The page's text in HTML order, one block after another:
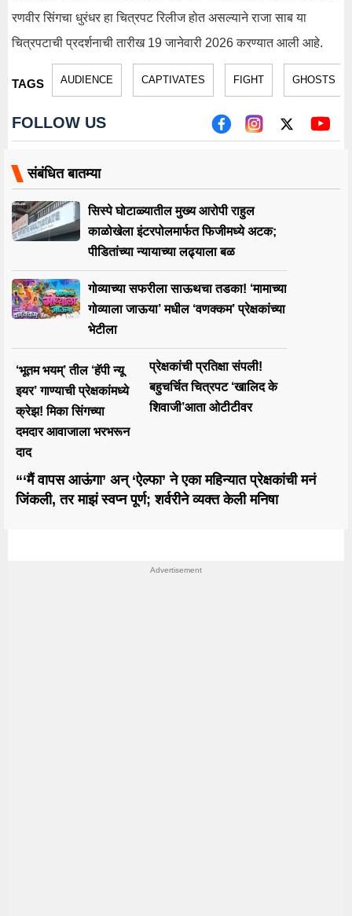
रणवीर सिंगचा धुरंधर हा चित्रपट रिलीज होत असल्याने राजा साब या
चित्रपटाची प्रदर्शनाची तारीख19जानेवारी 2026करण्यात आली आहे.
TAGS AUDIENCE CAPTIVATES FIGHT GHOSTS
FOLLOW US
संबंधित बातम्या
सिस्पे घोटाळ्यातील मुख्य आरोपी राहुल
काळोखेला इंटरपोलमार्फत फिजीमध्ये अटक;
पीडितांच्या न्यायाच्या लढ्याला बळ
गोव्याच्या सफरीला साऊथचा तडका! ‘मामाच्या
गोव्याला जाऊया’ मधील ‘वणक्कम’ प्रेक्षकांच्या
भेटीला
‘भूतम भयम्’ तील ‘हॅपी न्यू
इयर’ गाण्याची प्रेक्षकांमध्ये
क्रेझ! मिका सिंगच्या
दमदार आवाजाला भरभरून
दाद
प्रेक्षकांची प्रतिक्षा संपली!
बहुचर्चित चित्रपट ‘खालिद के
शिवाजी’आता ओटीटीवर
“‘मैं वापस आऊंगा’ अन् ‘ऐल्फा’ ने एका महिन्यात प्रेक्षकांची मनं
जिंकली, तर माझं स्वप्न पूर्ण; शर्वरीने व्यक्त केली मनिषा